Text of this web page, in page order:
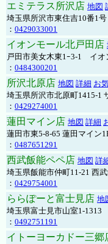
エミテラス所沢店 地図
埼玉県所沢市東住吉10番1
： 0429033001
イオンモール北戸田店
戸田市美女木東1ｰ3‐1 イオ
： 0484300201
所沢北原店 地図 詳細 お
埼玉県所沢市北原町1415-1
： 0429274001
蓮田マイン店 地図 詳細
蓮田市東5-8-65 蓮田マイン
： 0487651291
西武飯能ペペ店 地図 詳
埼玉県飯能市仲町11-21 西
： 0429754001
ららぽーと富士見店 地
埼玉県富士見市山室1-1313
： 0492751191
イトーヨーカドー三郷